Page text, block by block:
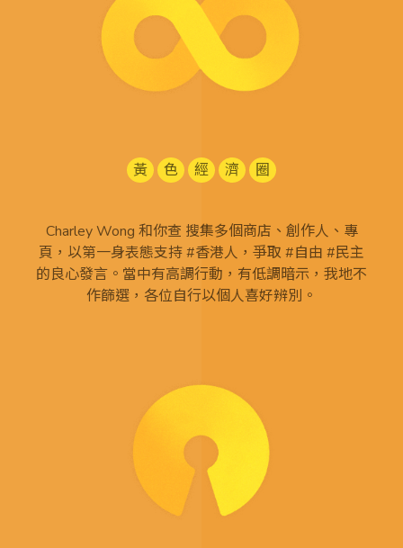
黃 色 經 濟 圈
Charley Wong 和你查 搜集多個商店、創作人、專
頁，以第一身表態支持 #香港人，爭取 #自由 #民主
的良心發言。當中有高調行動，有低調暗示，我地不
作篩選，各位自行以個人喜好辨別。